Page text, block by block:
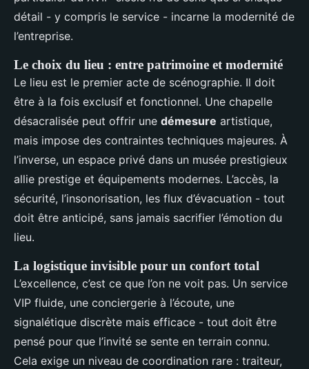
détail - y compris le service - incarne la modernité de
l’entreprise.
Le choix du lieu : entre patrimoine et modernité
Le lieu est le premier acte de scénographie. Il doit
être à la fois exclusif et fonctionnel. Une chapelle
désacralisée peut offrir une démesure artistique,
mais impose des contraintes techniques majeures. À
l’inverse, un espace privé dans un musée prestigieux
allie prestige et équipements modernes. L’accès, la
sécurité, l’insonorisation, les flux d’évacuation - tout
doit être anticipé, sans jamais sacrifier l’émotion du
lieu.
La logistique invisible pour un confort total
L’excellence, c’est ce que l’on ne voit pas. Un service
VIP fluide, une conciergerie à l’écoute, une
signalétique discrète mais efficace - tout doit être
pensé pour que l’invité se sente en terrain connu.
Cela exige un niveau de coordination rare : traiteur,